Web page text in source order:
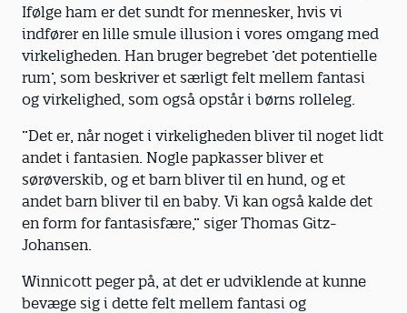
Ifølge ham er det sundt for mennesker, hvis vi
indfører en lille smule illusion i vores omgang med
virkeligheden. Han bruger begrebet ’det potentielle
rum’, som beskriver et særligt felt mellem fantasi
og virkelighed, som også opstår i børns rolleleg.
”Det er, når noget i virkeligheden bliver til noget lidt
andet i fantasien. Nogle papkasser bliver et
sørøverskib, og et barn bliver til en hund, og et
andet barn bliver til en baby. Vi kan også kalde det
en form for fantasisfære,” siger Thomas Gitz-
Johansen.
Winnicott peger på, at det er udviklende at kunne
bevæge sig i dette felt mellem fantasi og